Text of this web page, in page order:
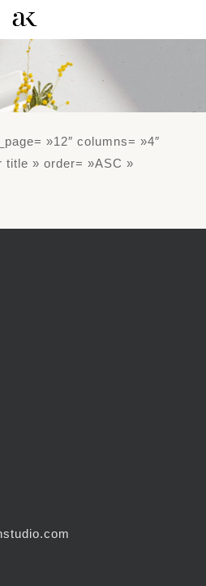
»12″ columns= »4″
title » order= »ASC »